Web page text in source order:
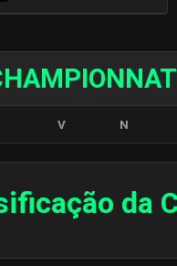
V N
da